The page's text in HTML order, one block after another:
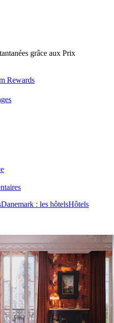
grâce aux Prix
Rewards
Danemark : les hôtelsHôtels